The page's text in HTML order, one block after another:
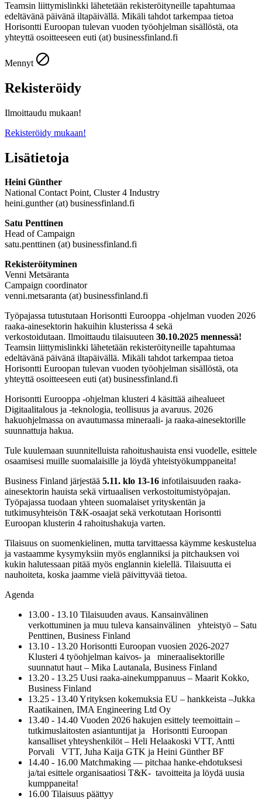
Teamsin liittymislinkki lähetetään rekisteröityneille tapahtumaa
edeltävänä päivänä iltapäivällä. Mikäli tahdot tarkempaa tietoa
Horisontti Euroopan tulevan vuoden työohjelman sisällöstä, ota
yhteyttä osoitteeseen euti (at) businessfinland.fi
Mennyt
Rekisteröidy
Ilmoittaudu mukaan!
Rekisteröidy mukaan!
Lisätietoja
Heini Günther
National Contact Point, Cluster 4 Industry
heini.gunther (at) businessfinland.fi
Satu Penttinen
Head of Campaign
satu.penttinen (at) businessfinland.fi
Rekisteröityminen
Venni Metsäranta
Campaign coordinator
venni.metsaranta (at) businessfinland.fi
Työpajassa tutustutaan Horisontti Eurooppa -ohjelman vuoden 2026
raaka-ainesektorin hakuihin klusterissa 4 sekä
verkostoidutaan. Ilmoittaudu tilaisuuteen 30.10.2025 mennessä!
Teamsin liittymislinkki lähetetään rekisteröityneille tapahtumaa
edeltävänä päivänä iltapäivällä. Mikäli tahdot tarkempaa tietoa
Horisontti Euroopan tulevan vuoden työohjelman sisällöstä, ota
yhteyttä osoitteeseen euti (at) businessfinland.fi
Horisontti Eurooppa -ohjelman klusteri 4 käsittää aihealueet
Digitaalitalous ja -teknologia, teollisuus ja avaruus. 2026
hakuohjelmassa on avautumassa mineraali- ja raaka-ainesektorille
suunnattuja hakua.
Tule kuulemaan suunnitelluista rahoitushauista ensi vuodelle, esittele
osaamisesi muille suomalaisille ja löydä yhteistyökumppaneita!
Business Finland järjestää 5.11. klo 13-16 infotilaisuuden raaka-
ainesektorin hauista sekä virtuaalisen verkostoitumistyöpajan.
Työpajassa tuodaan yhteen suomalaiset yrityskentän ja
tutkimusyhteisön T&K-osaajat sekä verkotutaan Horisontti
Euroopan klusterin 4 rahoitushakuja varten.
Tilaisuus on suomenkielinen, mutta tarvittaessa käymme keskustelua
ja vastaamme kysymyksiin myös englanniksi ja pitchauksen voi
kukin halutessaan pitää myös englannin kielellä. Tilaisuutta ei
nauhoiteta, koska jaamme vielä päivittyvää tietoa.
Agenda
13.00 - 13.10 Tilaisuuden avaus. Kansainvälinen
verkottuminen ja muu tuleva kansainvälinen yhteistyö – Satu
Penttinen, Business Finland
13.10 - 13.20 Horisontti Euroopan vuosien 2026-2027
Klusteri 4 työohjelman kaivos- ja mineraalisektorille
suunnatut haut – Mika Lautanala, Business Finland
13.20 - 13.25 Uusi raaka-ainekumppanuus – Maarit Kokko,
Business Finland
13.25 - 13.40 Yrityksen kokemuksia EU – hankkeista –Jukka
Raatikainen, IMA Engineering Ltd Oy
13.40 - 14.40 Vuoden 2026 hakujen esittely teemoittain –
tutkimuslaitosten asiantuntijat ja Horisontti Euroopan
kansalliset yhteyshenkilöt – Heli Helaakoski VTT, Antti
Porvali VTT, Juha Kaija GTK ja Heini Günther BF
14.40 - 16.00 Matchmaking — pitchaa hanke-ehdotuksesi
ja/tai esittele organisaatiosi T&K- tavoitteita ja löydä uusia
kumppaneita!
16.00 Tilaisuus päättyy